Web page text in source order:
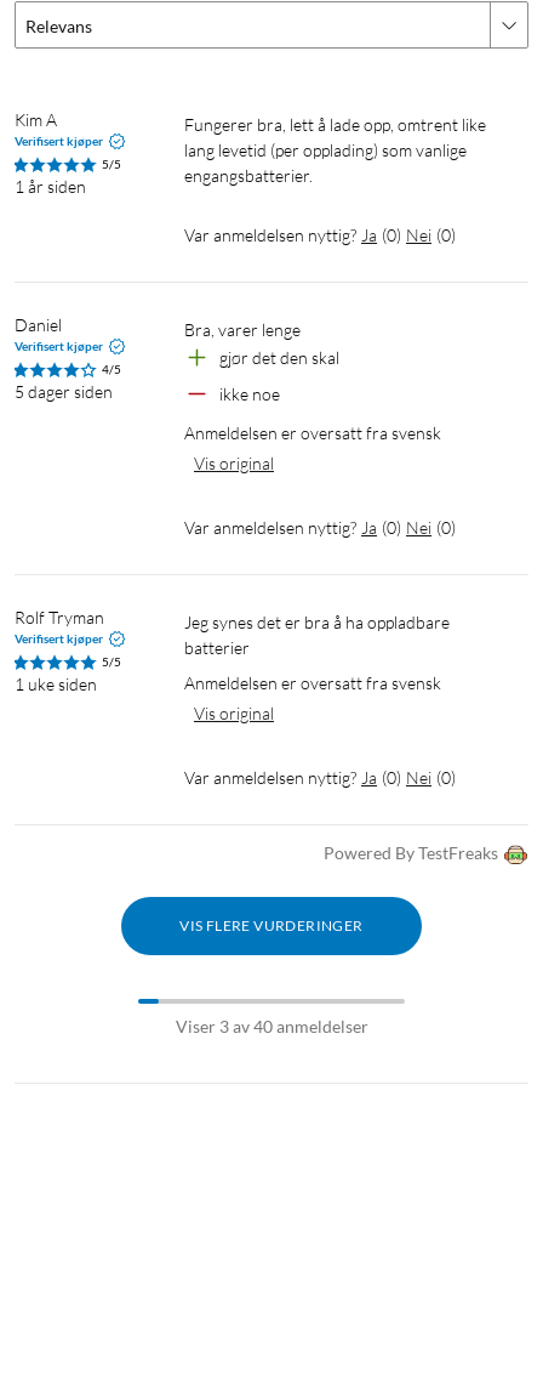
Relevans
Kim A
Verifisert kjøper
5/5
1 år siden
Fungerer bra, lett å lade opp, omtrent like
lang levetid (per opplading) som vanlige
engangsbatterier.
Var anmeldelsen nyttig? Ja (0) Nei (0)
Daniel
Verifisert kjøper
4/5
5 dager siden
bra, varer lenge
gjør det den skal
ikke noe
Anmeldelsen er oversatt fra svensk
Vis original
Var anmeldelsen nyttig? Ja (0) Nei (0)
Rolf Tryman
Verifisert kjøper
5/5
1 uke siden
Jeg synes det er bra å ha oppladbare
batterier
Anmeldelsen er oversatt fra svensk
Vis original
Var anmeldelsen nyttig? Ja (0) Nei (0)
Powered By TestFreaks
VIS FLERE VURDERINGER
Viser 3 av 40 anmeldelser